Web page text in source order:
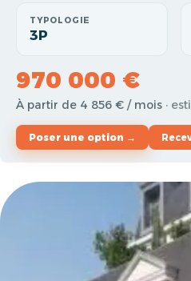
TYPOLOGIE
3P
970 000 €
À partir de 4 856 € / mois ·
Poser une option →